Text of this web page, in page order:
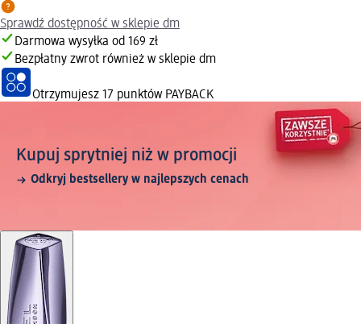
Sprawdź dostępność w sklepie dm
Darmowa wysyłka od 169 zł
Bezpłatny zwrot również w sklepie dm
Otrzymujesz 17 punktów PAYBACK
Kupuj sprytniej niż w promocji
Odkryj bestsellery w najlepszych cenach